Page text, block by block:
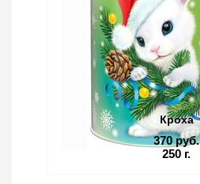
Кроха
370 руб.
250 г.